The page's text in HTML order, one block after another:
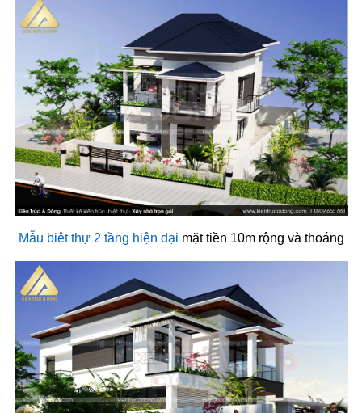
Mẫu biệt thự 2 tầng hiện đại mặt tiền 10m rộng và thoáng